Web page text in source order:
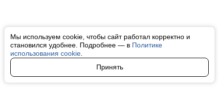
Мы используем cookie, чтобы сайт работал корректно и
становился удобнее. Подробнее — в Политике
использования cookie
Принять